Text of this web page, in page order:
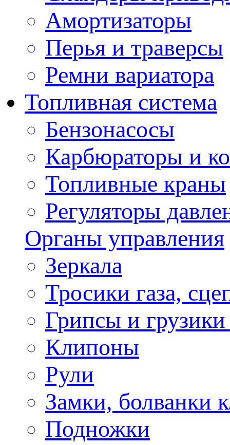
Амортизаторы
Перья и траверсы
Ремни вариатора
Топливная система
Бензонасосы
Карбюраторы и
Топливные краны
Регуляторы
Органы управления
Зеркала
Тросики газа,
Грипсы и грузики
Клипоны
Рули
Замки, болванки
Подножки